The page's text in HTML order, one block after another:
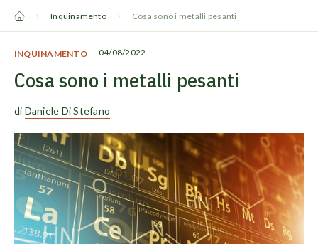
Inquinamento Cosa sono i metalli pesanti
INQUINAMENTO 04/08/2022
Cosa sono i metalli pesanti
di Daniele Di Stefano